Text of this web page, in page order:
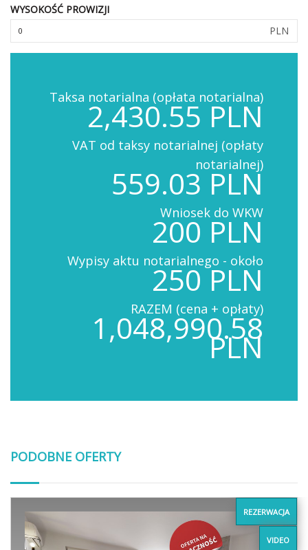
WYSOKOŚĆ PROWIZJI
PLN
Taksa notarialna (opłata notarialna)
2,430.55 PLN
VAT od taksy notarialnej (opłaty
notarialnej)
559.03 PLN
Wniosek do WKW
200 PLN
Wypisy aktu notarialnego - około
250 PLN
RAZEM (cena + opłaty)
1,048,990.58
PLN
PODOBNE OFERTY
REZERWACJA
VIDEO